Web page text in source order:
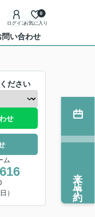
ログインお気に入り
0
問い合わせ
ださい
せ
ム
）
来店予約